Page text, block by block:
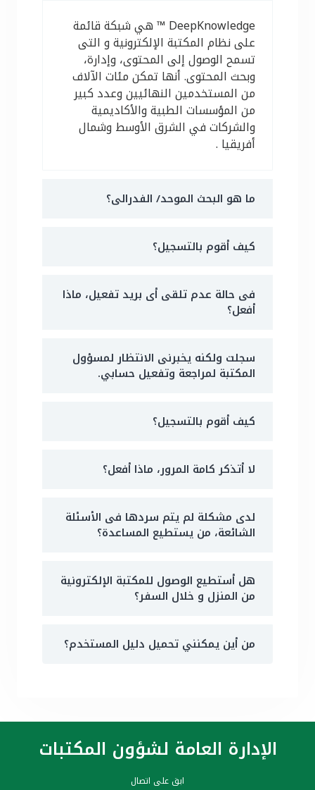
DeepKnowledge ™ هي شبكة قائمة
على نظام المكتبة الإلكترونية و التى
تسمح الوصول إلى المحتوى، وإدارة،
وبحث المحتوى. أنها تمكن مئات الآلاف
من المستخدمين النهائيين وعدد كبير
من المؤسسات الطبية والأكاديمية
والشركات في الشرق الأوسط وشمال
أفريقيا .
ما هو البحث الموحد/ الفدرالى؟
كيف أقوم بالتسجيل؟
فى حالة عدم تلقى أى بريد تفعيل، ماذا
أفعل؟
سجلت ولكنه يخبرنى الانتظار لمسؤول
المكتبة لمراجعة وتفعيل حسابي.
كيف أقوم بالتسجيل؟
لا أتذكر كامة المرور، ماذا أفعل؟
لدى مشكلة لم يتم سردها فى الأسئلة
الشائعة، من يستطيع المساعدة؟
هل أستطيع الوصول للمكتبة الإلكترونية
من المنزل و خلال السفر؟
من أين يمكنني تحميل دليل المستخدم؟
الإدارة العامة لشؤون المكتبات
ابق على اتصال